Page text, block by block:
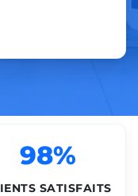
98%
SATISFAITS